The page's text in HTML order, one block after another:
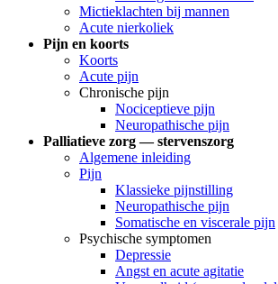
Mictieklachten bij mannen
Acute nierkoliek
Pijn en koorts
Koorts
Acute pijn
Chronische pijn
Nociceptieve pijn
Neuropathische pijn
Palliatieve zorg — stervenszorg
Algemene inleiding
Pijn
Klassieke pijnstilling
Neuropathische pijn
Somatische en viscerale pijn
Psychische symptomen
Depressie
Angst en acute agitatie